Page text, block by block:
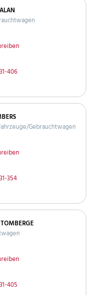
406
Gebrauchtwagen
354
405